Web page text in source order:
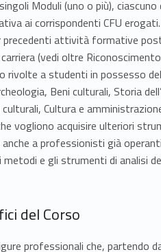
Moduli (uno o più),
ai corrispondenti CFU
precedenti attività formative
(vedi oltre
a studenti in possesso
Beni culturali, Storia
Cultura e
vogliono acquisire ulteriori
a professionisti già
e gli strumenti di analisi
del Corso
professionali che, partendo